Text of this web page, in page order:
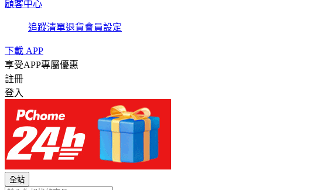
顧客中心
追蹤清單退貨會員設定
下載 APP
享受APP專屬優惠
註冊
登入
全站